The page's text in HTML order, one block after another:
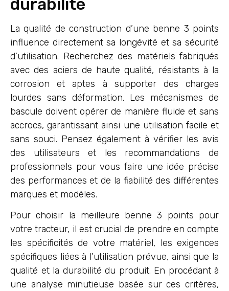
durabilité
La qualité de construction d’une benne 3 points
influence directement sa longévité et sa sécurité
d’utilisation. Recherchez des matériels fabriqués
avec des aciers de haute qualité, résistants à la
corrosion et aptes à supporter des charges
lourdes sans déformation. Les mécanismes de
bascule doivent opérer de manière fluide et sans
accrocs, garantissant ainsi une utilisation facile et
sans souci. Pensez également à vérifier les avis
des utilisateurs et les recommandations de
professionnels pour vous faire une idée précise
des performances et de la fiabilité des différentes
marques et modèles.
Pour choisir la meilleure benne 3 points pour
votre tracteur, il est crucial de prendre en compte
les spécificités de votre matériel, les exigences
spécifiques liées à l’utilisation prévue, ainsi que la
qualité et la durabilité du produit. En procédant à
une analyse minutieuse basée sur ces critères,